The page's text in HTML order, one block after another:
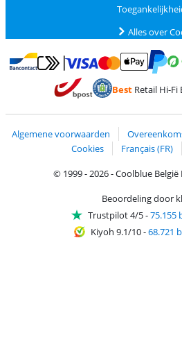
Alles over
Betalen met Bancontact
Betalen met MasterCard en Visa via
Betalen
BestRetail Hi-Fi
Algemene voorwaarden
Cookies
Français (FR)
© 1999 - 2026 - Coolblue België
Beoordeling door
Trustpilot 4/5-75.155
Kiyoh 9.1/10-68.721